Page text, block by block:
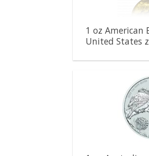
1 oz American
United States